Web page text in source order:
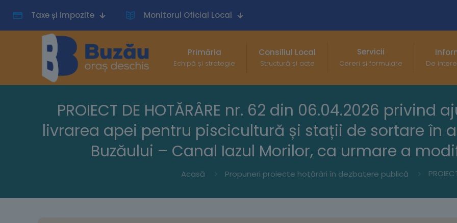
Taxe și impozite Monitorul Oficial Local
Primăria
Echipă și strategie
Consiliul Local
Structură și acte
Servicii
Cereri și formulare De
PROIECT DE HOTĂRÂRE nr. 62 din 06.04.2026
livrarea apei pentru piscicultură și stații de sortare în
Buzăului – Canal Iazul Morilor, ca urmare a
Acasă Propuneri proiecte hotărâri în dezbatere publică